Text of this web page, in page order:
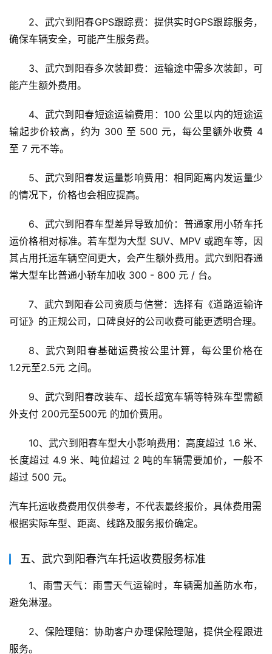
2、武穴到阳春GPS跟踪费：提供实时GPS跟踪服务，
确保车辆安全，可能产生服务费。
3、武穴到阳春多次装卸费：运输途中需多次装卸，可
能产生额外费用。
4、武穴到阳春短途运输费用：100 公里以内的短途运
输起步价较高，约为 300 至 500 元，每公里额外收费 4
至 7 元不等。
5、武穴到阳春发运量影响费用：相同距离内发运量少
的情况下，价格也会相应提高。
6、武穴到阳春车型差异导致加价：普通家用小轿车托
运价格相对标准。若车型为大型 SUV、MPV 或跑车等，因
其占用托运车辆空间更大，会产生额外费用。武穴到阳春通
常大型车比普通小轿车加收 300 - 800 元 / 台。
7、武穴到阳春公司资质与信誉：选择有《道路运输许
可证》的正规公司，口碑良好的公司收费可能更透明合理。
8、武穴到阳春基础运费按公里计算，每公里价格在
1.2元至2.5元 之间。
9、武穴到阳春改装车、超长超宽车辆等特殊车型需额
外支付 200元至500元 的加价费用。
10、武穴到阳春车型大小影响费用：高度超过 1.6 米、
长度超过 4.9 米、吨位超过 2 吨的车辆需要加价，一般不
超过 500 元。
汽车托运收费费用仅供参考，不代表最终报价，具体费用需
根据实际车型、距离、线路及服务报价确定。
五、武穴到阳春汽车托运收费服务标准
1、雨雪天气：雨雪天气运输时，车辆需加盖防水布，
避免淋湿。
2、保险理赔：协助客户办理保险理赔，提供全程跟进
服务。